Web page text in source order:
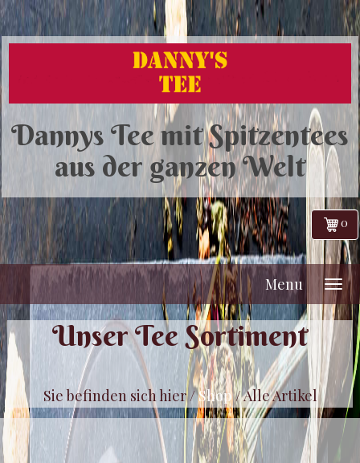
Dannys Tee mit Spitzentees
aus der ganzen Welt
0
Menu
Unser Tee Sortiment
Sie befinden sich hier /Shop/Alle Artikel